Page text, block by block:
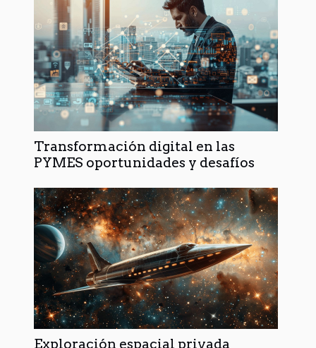
Transformación digital en las
PYMES oportunidades y desafíos
Exploración espacial privada